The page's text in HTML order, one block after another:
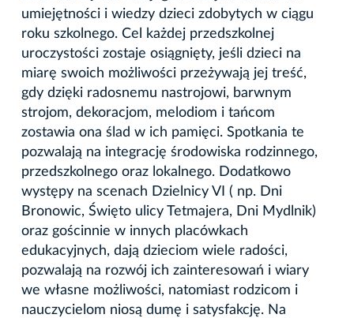
umiejętności i wiedzy dzieci zdobytych w ciągu
roku szkolnego. Cel każdej przedszkolnej
uroczystości zostaje osiągnięty, jeśli dzieci na
miarę swoich możliwości przeżywają jej treść,
gdy dzięki radosnemu nastrojowi, barwnym
strojom, dekoracjom, melodiom i tańcom
zostawia ona ślad w ich pamięci. Spotkania te
pozwalają na integrację środowiska rodzinnego,
przedszkolnego oraz lokalnego. Dodatkowo
występy na scenach Dzielnicy VI ( np. Dni
Bronowic, Święto ulicy Tetmajera, Dni Mydlnik)
oraz gościnnie w innych placówkach
edukacyjnych, dają dzieciom wiele radości,
pozwalają na rozwój ich zainteresowań i wiary
we własne możliwości, natomiast rodzicom i
nauczycielom niosą dumę i satysfakcję. Na